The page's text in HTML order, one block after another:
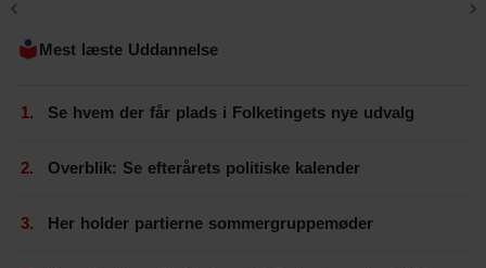
Mest læste Uddannelse
Se hvem der får plads i Folketingets nye udvalg
Overblik: Se efterårets politiske kalender
Her holder partierne sommergruppemøder